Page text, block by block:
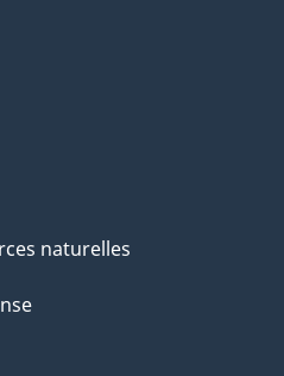
naturelles